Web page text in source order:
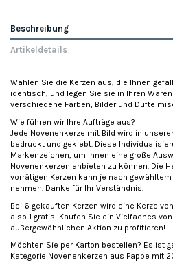
Beschreibung
Artikeldetails
Wählen Sie die Kerzen aus, die Ihnen
identisch, und legen Sie sie in Ihren
verschiedene Farben, Bilder und Düfte
Wie führen wir Ihre Aufträge aus?
Jede Novenenkerze mit Bild wird in
bedruckt und geklebt. Diese
Markenzeichen, um Ihnen eine große
Novenenkerzen anbieten zu können. Die
vorrätigen Kerzen kann je nach
nehmen. Danke für Ihr Verständnis.
Bei 6 gekauften Kerzen wird eine Kerze
also 1 gratis! Kaufen Sie ein Vielfaches
außergewöhnlichen Aktion zu profitieren!
Möchten Sie per Karton bestellen? Es ist
Kategorie Novenenkerzen aus Pappe mit